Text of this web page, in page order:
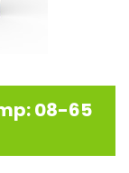
08-65